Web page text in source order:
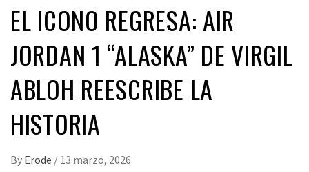
EL ICONO REGRESA: AIR
JORDAN 1 “ALASKA” DE VIRGIL
ABLOH REESCRIBE LA
HISTORIA
By Erode / 13 marzo, 2026